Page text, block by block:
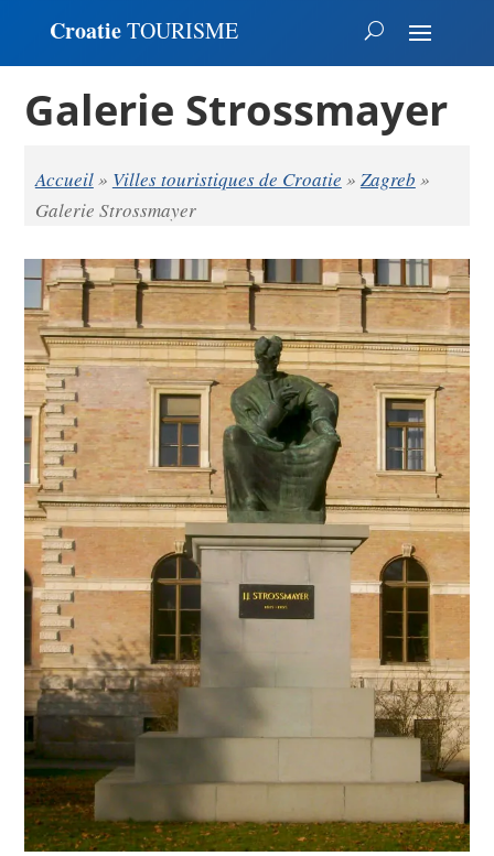
CroatieTOURISME
Galerie Strossmayer
Accueil» Villes touristiques de Croatie » Zagreb »
Galerie Strossmayer